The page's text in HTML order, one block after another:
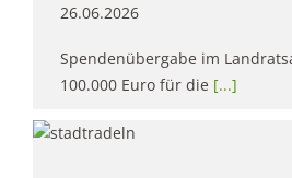
26.06.2026
Spendenübergabe im
100.000 Euro für die [...]